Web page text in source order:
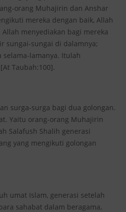
orang Muhajirin dan Anshar
mereka dengan baik, Allah
menyediakan bagi mereka
sungai-sungai di dalamnya;
selama-lamanya. Itulah
Taubah:100].
surga-surga bagi dua golongan.
Yaitu orang-orang Muhajirin
Salafush Shalih generasi
yang mengikuti golongan
umat Islam, generasi setelah
sahabat dalam beragama,